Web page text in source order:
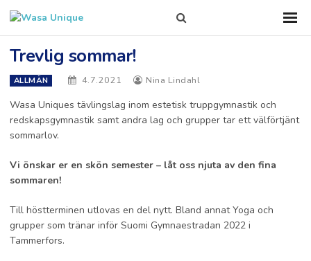
this
Trevlig sommar!
ALLMÄN 4.7.2021 Nina Lindahl
Wasa Uniques tävlingslag inom estetisk truppgymnastik och
redskapsgymnastik samt andra lag och grupper tar ett välförtjänt
sommarlov.
Vi önskar er en skön semester – låt oss njuta av den fina
sommaren!
Till höstterminen utlovas en del nytt. Bland annat Yoga och
grupper som tränar inför Suomi Gymnaestradan 2022 i
Tammerfors.